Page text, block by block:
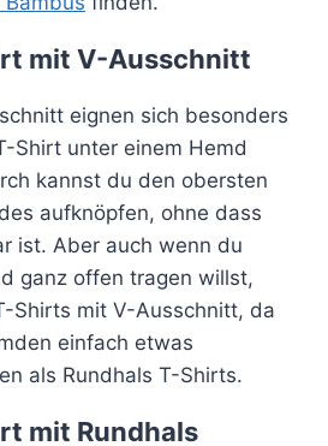
mit V-Ausschnitt
eignen sich besonders
Shirt unter einem Hemd
kannst du den obersten
aufknöpfen, ohne dass
ist. Aber auch wenn du
ganz offen tragen willst,
Shirts mit V-Ausschnitt, da
einfach etwas
als Rundhals T-Shirts.
mit Rundhals